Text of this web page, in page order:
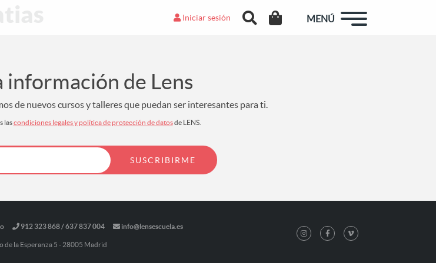
Iniciar sesión MENÚ
información de Lens
de nuevos cursos y talleres que puedan ser interesantes para ti.
lascondiciones legales y política de protección de datosde LENS.
912 323 868 / 637 837 004 info@lensescuela.es
de la Esperanza 5 - 28005 Madrid